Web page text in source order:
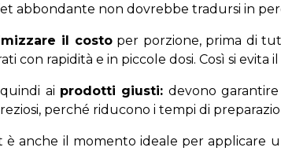
abbondante non dovrebbe tradursi in
il costoper porzione, prima di
con rapidità e in piccole dosi. Così si
ai prodotti giusti: devono
perché riducono i tempi di
è anche il momento ideale per applicare